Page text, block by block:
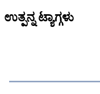
ಉತ್ಪನ್ನ ಟ್ಯಾಗ್ಗಳು